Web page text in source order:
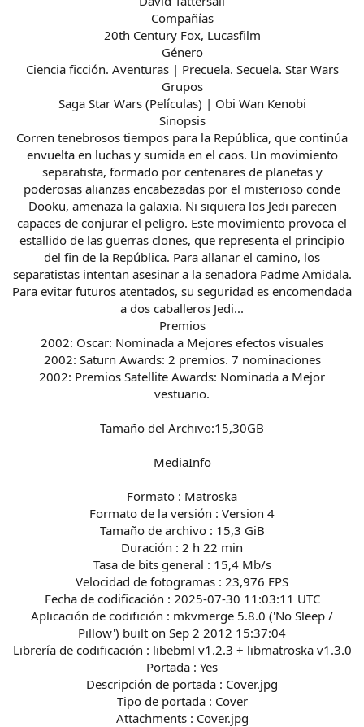
Compañías
20th Century Fox, Lucasfilm
Género
Ciencia ficción. Aventuras | Precuela. Secuela. Star Wars
Grupos
Saga Star Wars (Películas) | Obi Wan Kenobi
Sinopsis
Corren tenebrosos tiempos para la República, que continúa
envuelta en luchas y sumida en el caos. Un movimiento
separatista, formado por centenares de planetas y
poderosas alianzas encabezadas por el misterioso conde
Dooku, amenaza la galaxia. Ni siquiera los Jedi parecen
capaces de conjurar el peligro. Este movimiento provoca el
estallido de las guerras clones, que representa el principio
del fin de la República. Para allanar el camino, los
separatistas intentan asesinar a la senadora Padme Amidala.
Para evitar futuros atentados, su seguridad es encomendada
a dos caballeros Jedi...
Premios
2002: Oscar: Nominada a Mejores efectos visuales
2002: Saturn Awards: 2 premios. 7 nominaciones
2002: Premios Satellite Awards: Nominada a Mejor
vestuario.
Tamaño del Archivo:15,30GB
MediaInfo
Formato : Matroska
Formato de la versión : Version 4
Tamaño de archivo : 15,3 GiB
Duración : 2 h 22 min
Tasa de bits general : 15,4 Mb/s
Velocidad de fotogramas : 23,976 FPS
Fecha de codificación : 2025-07-30 11:03:11 UTC
Aplicación de codifición : mkvmerge 5.8.0 ('No Sleep /
Pillow') built on Sep 2 2012 15:37:04
Librería de codificación : libebml v1.2.3 + libmatroska v1.3.0
Portada : Yes
Descripción de portada : Cover.jpg
Tipo de portada : Cover
Attachments : Cover.jpg